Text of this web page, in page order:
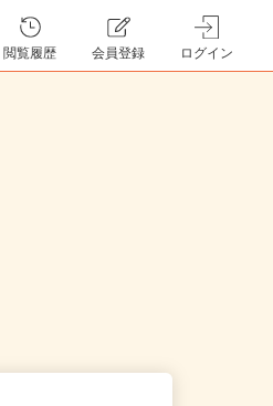
閲覧履歴 会員登録 ログイン